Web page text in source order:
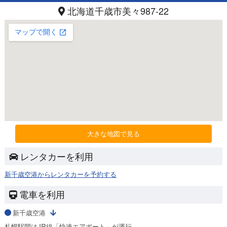
北海道千歳市美々987-22
大きな地図で見る
レンタカーを利用
新千歳空港からレンタカーを予約する
電車を利用
新千歳空港